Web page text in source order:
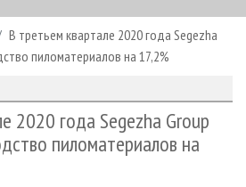
В третьем квартале 2020 года Segezha
пиломатериалов на 17,2%
2020 года Segezha Group
пиломатериалов на